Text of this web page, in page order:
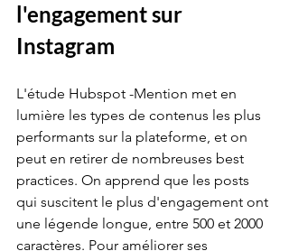
l'engagement sur
Instagram
L'étude Hubspot -Mention met en
lumière les types de contenus les plus
performants sur la plateforme, et on
peut en retirer de nombreuses best
practices. On apprend que les posts
qui suscitent le plus d'engagement ont
une légende longue, entre 500 et 2000
caractères. Pour améliorer ses